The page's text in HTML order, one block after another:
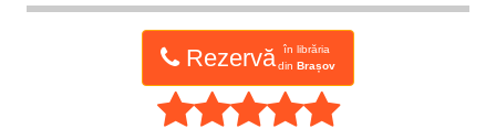
Rezervă
în librăria
din Brașov